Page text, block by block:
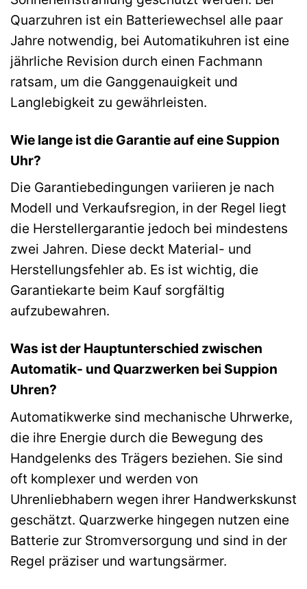
Quarzuhren ist ein Batteriewechsel alle paar
Jahre notwendig, bei Automatikuhren ist eine
jährliche Revision durch einen Fachmann
ratsam, um die Ganggenauigkeit und
Langlebigkeit zu gewährleisten.
Wie lange ist die Garantie auf eine Suppion
Uhr?
Die Garantiebedingungen variieren je nach
Modell und Verkaufsregion, in der Regel liegt
die Herstellergarantie jedoch bei mindestens
zwei Jahren. Diese deckt Material- und
Herstellungsfehler ab. Es ist wichtig, die
Garantiekarte beim Kauf sorgfältig
aufzubewahren.
Was ist der Hauptunterschied zwischen
Automatik- und Quarzwerken bei Suppion
Uhren?
Automatikwerke sind mechanische Uhrwerke,
die ihre Energie durch die Bewegung des
Handgelenks des Trägers beziehen. Sie sind
oft komplexer und werden von
Uhrenliebhabern wegen ihrer Handwerkskunst
geschätzt. Quarzwerke hingegen nutzen eine
Batterie zur Stromversorgung und sind in der
Regel präziser und wartungsärmer.